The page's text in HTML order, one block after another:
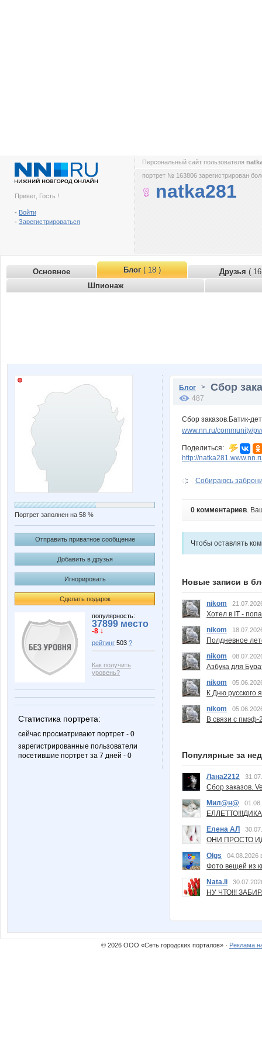
Привет, Гость !
- Войти
- Зарегистрироваться
Персональный сайт пользователя
портрет № 163806 зарегистрирован
natka281
Основное Блог( 18 ) Друзья (
Шпионаж
Портрет заполнен на 58 %
Отправить приватное сообщение
Добавить в друзья
Игнорировать
Сделать подарок
популярность:
37899 место
-8 ↓
рейтинг 503 ?
Как получить
уровень?
Статистика портрета:
сейчас просматривают портрет - 0
зарегистрированные пользователи
посетившие портрет за 7 дней - 0
Блог > Сбор
487
Сбор заказов.Батик-
www.nn.ru/community/
Поделиться:
http://
Собираюсь
0 комментариев.
Чтобы оставлять
Новые записи в
nikom
Хотел в IT -
nikom
Полдневное
nikom
Азбука для
nikom
К Дню русского
nikom
В связи с пмэф-
Популярные за
Лана2212
Сбор заказов.
Мил@н@
Елена АЛ
ОНИ ПРОСТО
Olgs
04.08.2026
Фото вещей из
Nata.li
НУ ЧТО!!!
© 2026 ООО «Сеть городских порталов» · Реклама